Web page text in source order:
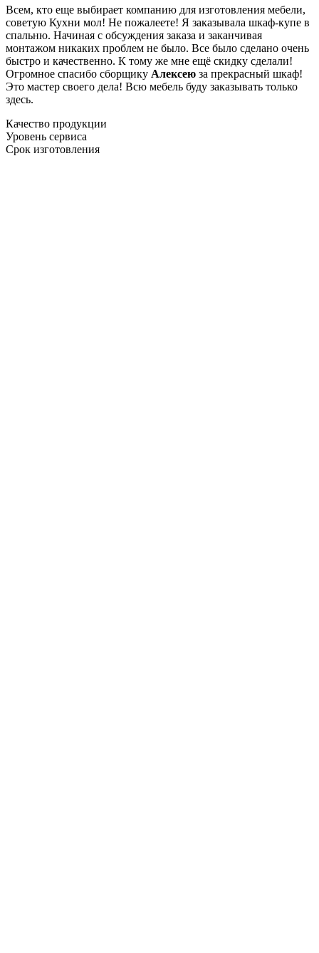
Всем, кто еще выбирает компанию для изготовления мебели,
советую Кухни мол! Не пожалеете! Я заказывала шкаф-купе в
спальню. Начиная с обсуждения заказа и заканчивая
монтажом никаких проблем не было. Все было сделано очень
быстро и качественно. К тому же мне ещё скидку сделали!
Огромное спасибо сборщику Алексею за прекрасный шкаф!
Это мастер своего дела! Всю мебель буду заказывать только
здесь.
Качество продукции
Уровень сервиса
Срок изготовления